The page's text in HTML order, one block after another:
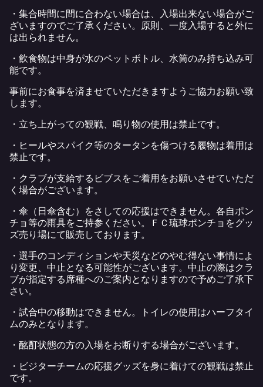
・集合時間に間に合わない場合は、入場出来ない場合がご
ざいますのでご了承ください。原則、一度入場すると外に
は出られません。
・飲食物は中身が水のペットボトル、水筒のみ持ち込み可
能です。
事前にお食事を済ませていただきますようご協力お願い致
します。
・立ち上がっての観戦、鳴り物の使用は禁止です。
・ヒールやスパイク等のタータンを傷つける履物は着用は
禁止です。
・クラブが支給するビブスをご着用をお願いさせていただ
く場合がございます。
・傘（日傘含む）をさしての応援はできません。各自ポン
チョ等の雨具をご持参ください。ＦＣ琉球ポンチョをグッ
ズ売り場にて販売しております。
・選手のコンディションや天災などのやむ得ない事情によ
り変更、中止となる可能性がございます。中止の際はクラ
ブが指定する席種へのご案内となりますので予めご了承下
さい。
・試合中の移動はできません。トイレの使用はハーフタイ
ムのみとなります。
・酩酊状態の方の入場をお断りする場合がございます。
・ビジターチームの応援グッズを身に着けての観戦は禁止
です。